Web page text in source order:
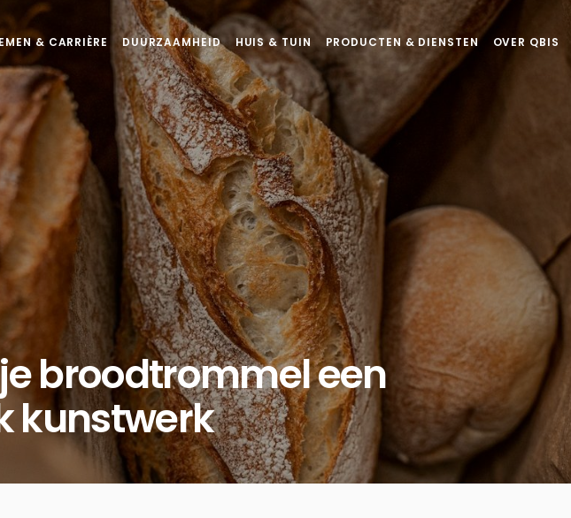
& CARRIÈRE DUURZAAMHEID HUIS & TUIN PRODUCTEN & DIENSTEN OVER QBIS
broodtrommel een
kunstwerk